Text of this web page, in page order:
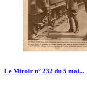
Le Miroir n° 232 du 5 mai...